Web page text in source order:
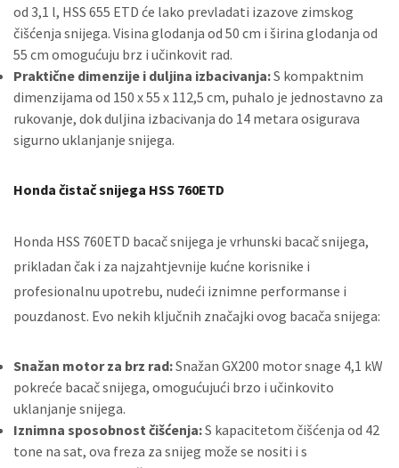
od 3,1 l, HSS 655 ETD će lako prevladati izazove zimskog
čišćenja snijega. Visina glodanja od 50 cm i širina glodanja od
55 cm omogućuju brz i učinkovit rad.
Praktične dimenzije i duljina izbacivanja:S kompaktnim
dimenzijama od 150 x 55 x 112,5 cm, puhalo je jednostavno za
rukovanje, dok duljina izbacivanja do 14 metara osigurava
sigurno uklanjanje snijega.
Honda čistač snijega HSS 760ETD
Honda HSS 760ETD bacač snijega je vrhunski bacač snijega,
prikladan čak i za najzahtjevnije kućne korisnike i
profesionalnu upotrebu, nudeći iznimne performanse i
pouzdanost. Evo nekih ključnih značajki ovog bacača snijega:
Snažan motor za brz rad:Snažan GX200 motor snage 4,1 kW
pokreće bacač snijega, omogućujući brzo i učinkovito
uklanjanje snijega.
Iznimna sposobnost čišćenja:S kapacitetom čišćenja od 42
tone na sat, ova freza za snijeg može se nositi i s